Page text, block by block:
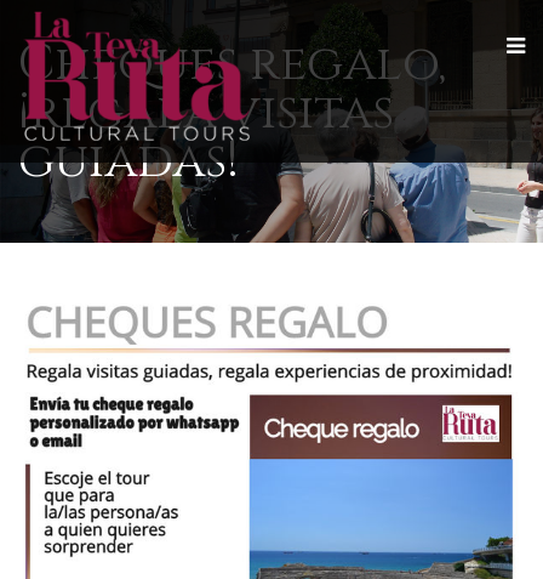
Cheques regalo,
¡regala visitas
guiadas!